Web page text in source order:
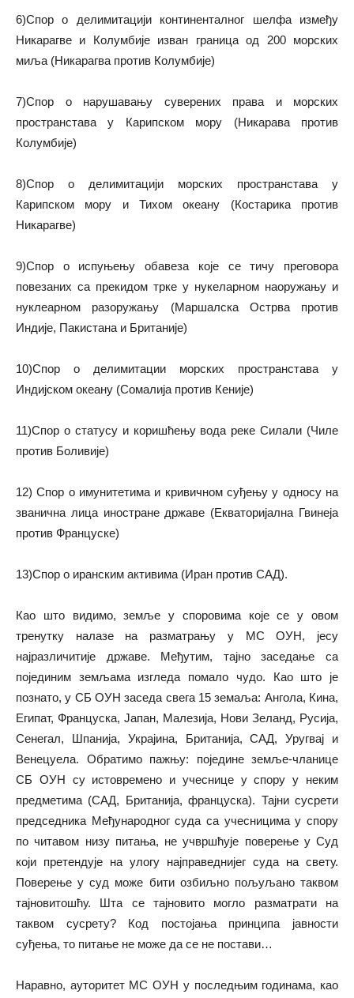
6)Спор о делимитацији континенталног шелфа између
Никарагве и Колумбије изван граница од 200 морских
миља (Никарагва против Колумбије)
7)Спор о нарушавању суверених права и морских
пространстава у Карипском мору (Никарава против
Колумбије)
8)Спор о делимитацији морских пространстава у
Карипском мору и Тихом океану (Костарика против
Никарагве)
9)Спор о испуњењу обавеза које се тичу преговора
повезаних са прекидом трке у нукеларном наоружању и
нуклеарном разоружању (Маршалска Острва против
Индије, Пакистана и Британије)
10)Спор о делимитации морских пространстава у
Индијском океану (Сомалија против Кеније)
11)Спор о статусу и коришћењу вода реке Силали (Чиле
против Боливије)
12) Спор о имунитетима и кривичном суђењу у односу на
званична лица иностране државе (Екваторијална Гвинеја
против Француске)
13)Спор о иранским активима (Иран против САД).
Као што видимо, земље у споровима које се у овом
тренутку налазе на разматрању у МС ОУН, јесу
најразличитије државе. Међутим, тајно заседање са
појединим земљама изгледа помало чудо. Као што је
познато, у СБ ОУН заседа свега 15 земаља: Ангола, Кина,
Египат, Француска, Јапан, Малезија, Нови Зеланд, Русија,
Сенегал, Шпанија, Украјина, Британија, САД, Уругвај и
Венецуела. Обратимо пажњу: поједине земље-чланице
СБ ОУН су истовремено и учеснице у спору у неким
предметима (САД, Британија, француска). Тајни сусрети
председника Међународног суда са учесницима у спору
по читавом низу питања, не учвршћује поверење у Суд
који претендује на улогу најправеднијег суда на свету.
Поверење у суд може бити озбиљно пољуљано таквом
тајновитошћу. Шта се тајновито могло разматрати на
таквом сусрету? Код постојања принципа јавности
суђења, то питање не може да се не постави…
Наравно, ауторитет МС ОУН у последњим годинама, као